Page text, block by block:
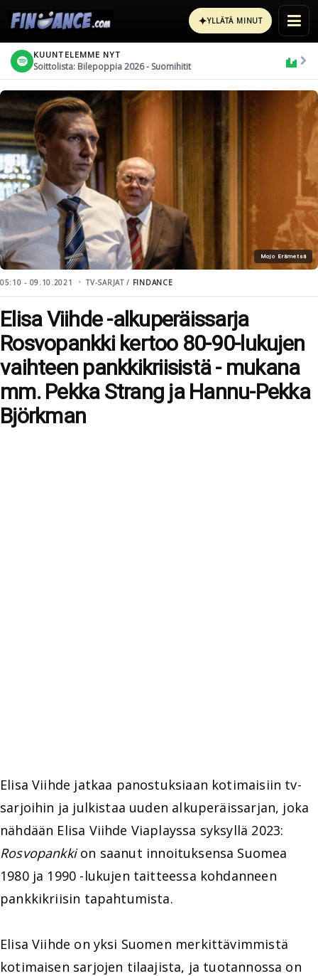
✦YLLÄTÄ MINUT
KUUNTELEMME NYT
Soittolista: Bilepoppia 2026 - Suomihitit
Mojo Erämetsä
05:10 - 09.10.2021 TV-SARJAT / FINDANCE
Elisa Viihde -alkuperäissarja
Rosvopankki kertoo 80-90-lukujen
vaihteen pankkikriisistä - mukana
mm. Pekka Strang ja Hannu-Pekka
Björkman
Elisa Viihde jatkaa panostuksiaan kotimaisiin tv-
sarjoihin ja julkistaa uuden alkuperäissarjan, joka
nähdään Elisa Viihde Viaplayssa syksyllä 2023:
Rosvopankkion saanut innoituksensa Suomea
1980 ja 1990 -lukujen taitteessa kohdanneen
pankkikriisin tapahtumista.
Elisa Viihde on yksi Suomen merkittävimmistä
kotimaisen sarjojen tilaajista, ja tuotannossa on